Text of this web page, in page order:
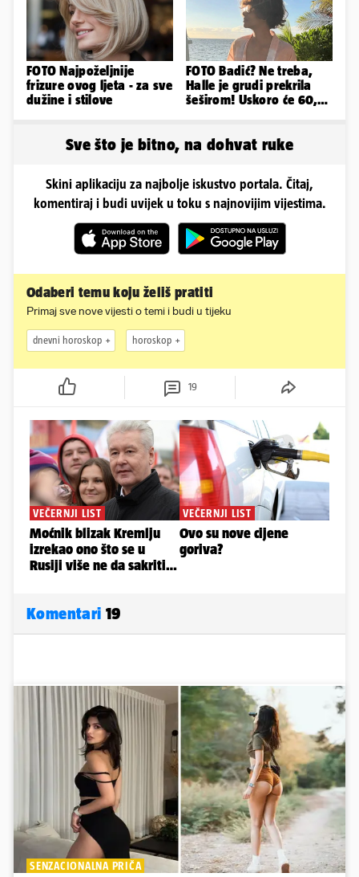
FOTO Najpoželjnije
frizure ovog ljeta - za sve
dužine i stilove
FOTO Badić? Ne treba,
Halle je grudi prekrila
šeširom! Uskoro će 60,
Sve što je bitno, na dohvat ruke
Skini aplikaciju za najbolje iskustvo portala. Čitaj,
komentiraj i budi uvijek u toku s najnovijim vijestima.
Odaberi temu koju želiš pratiti
Primaj sve nove vijesti o temi i budi u tijeku
dnevni horoskop horoskop
19
Komentari 19
SENZACIONALNA PRIČA